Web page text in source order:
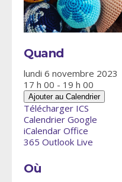
Quand
lundi 6 novembre 2023
17 h 00 - 19 h 00
Ajouter au Calendrier
Télécharger ICS
Calendrier Google
iCalendar Office
365 Outlook Live
Où